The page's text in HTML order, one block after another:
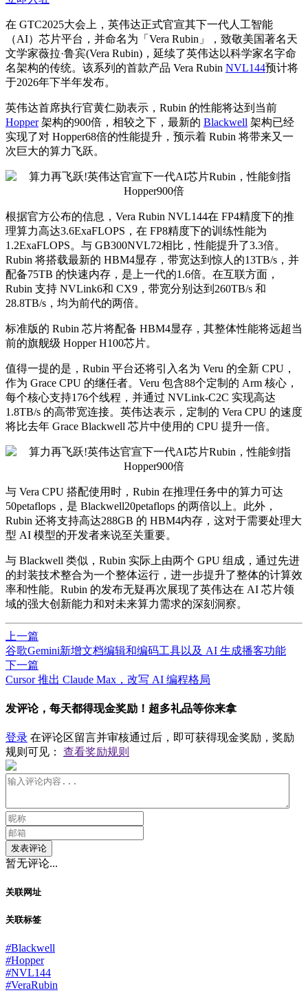
在 GTC2025大会上，英伟达正式官宣其下一代人工智能
（AI）芯片平台，并命名为「Vera Rubin」，致敬美国著名天
文学家薇拉·鲁宾(Vera Rubin)，延续了英伟达以科学家名字命
名架构的传统。该系列的首款产品 Vera Rubin NVL144预计将
于2026年下半年发布。
英伟达首席执行官黄仁勋表示，Rubin 的性能将达到当前
Hopper架构的900倍，相较之下， 最新的 Blackwell 架构已经
实现了对 Hopper68倍的性能提升，预示着 Rubin 将带来又一
次巨大的算力飞跃。
根据官方公布的信息，Vera Rubin NVL144在 FP4精度下的推
理算力高达3.6ExaFLOPS，在 FP8精度下的训练性能为
1.2ExaFLOPS。与 GB300NVL72相比，性能提升了3.3倍。
Rubin 将搭载最新的 HBM4显存，带宽达到惊人的13TB/s，并
配备75TB 的快速内存，是上一代的1.6倍。在互联方面，
Rubin 支持 NVLink6和 CX9，带宽分别达到260TB/s 和
28.8TB/s，均为前代的两倍。
标准版的 Rubin 芯片将配备 HBM4显存，其整体性能将远超当
前的旗舰级 Hopper H100芯片。
值得一提的是，Rubin 平台还将引入名为 Veru 的全新 CPU，
作为 Grace CPU 的继任者。Veru 包含88个定制的 Arm 核心，
每个核心支持176个线程，并通过 NVLink-C2C 实现高达
1.8TB/s 的高带宽连接。英伟达表示，定制的 Vera CPU 的速度
将比去年 Grace Blackwell 芯片中使用的 CPU 提升一倍。
与 Vera CPU 搭配使用时，Rubin 在推理任务中的算力可达
50petaflops，是 Blackwell20petaflops 的两倍以上。此外，
Rubin 还将支持高达288GB 的 HBM4内存，这对于需要处理大
型 AI 模型的开发者来说至关重要。
与 Blackwell 类似，Rubin 实际上由两个 GPU 组成，通过先进
的封装技术整合为一个整体运行，进一步提升了整体的计算效
率和性能。Rubin 的发布无疑再次展现了英伟达在 AI 芯片领
域的强大创新能力和对未来算力需求的深刻洞察。
上一篇
谷歌Gemini新增文档编辑和编码工具以及 AI 生成播客功能
下一篇
Cursor 推出 Claude Max，改写 AI 编程格局
发评论，每天都得现金奖励！超多礼品等你来拿
登录 在评论区留言并审核通过后，即可获得现金奖励，奖励
规则可见： 查看奖励规则
发表评论
暂无评论...
关联网址
关联标签
#Blackwell
#Hopper
#NVL144
#VeraRubin